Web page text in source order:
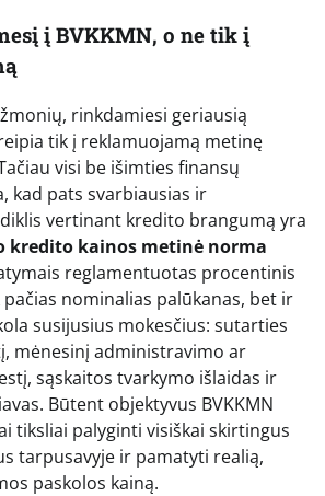
į BVKKMN, o ne tik į
rinkdamiesi geriausią
tik į reklamuojamą metinę
visi be išimties finansų
kad pats svarbiausias ir
vertinant kredito brangumą yra
kredito kainos metinė norma
reglamentuotas procentinis
nominalias palūkanas, bet ir
susijusius mokesčius: sutarties
mėnesinį administravimo ar
sąskaitos tvarkymo išlaidas ir
Būtent objektyvus BVKKMN
tiksliai palyginti visiškai skirtingus
tarpusavyje ir pamatyti realią,
paskolos kainą.